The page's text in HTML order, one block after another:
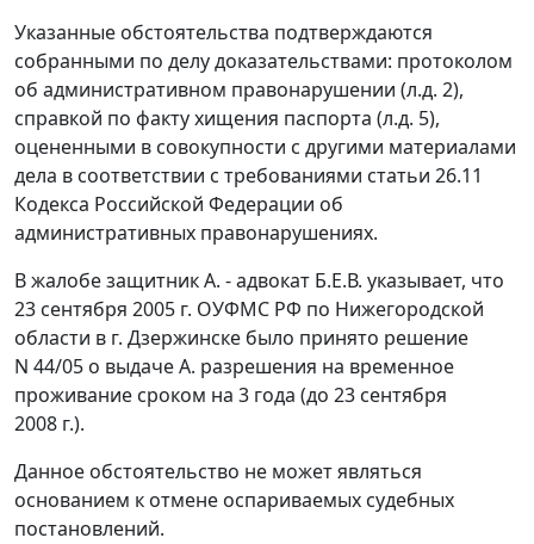
Указанные обстоятельства подтверждаются
собранными по делу доказательствами: протоколом
об административном правонарушении (л.д. 2),
справкой по факту хищения паспорта (л.д. 5),
оцененными в совокупности с другими материалами
дела в соответствии с требованиями статьи 26.11
Кодекса Российской Федерации об
административных правонарушениях.
В жалобе защитник А. - адвокат Б.Е.В. указывает, что
23 сентября 2005 г. ОУФМС РФ по Нижегородской
области в г. Дзержинске было принято решение
N 44/05 о выдаче А. разрешения на временное
проживание сроком на 3 года (до 23 сентября
2008 г.).
Данное обстоятельство не может являться
основанием к отмене оспариваемых судебных
постановлений.